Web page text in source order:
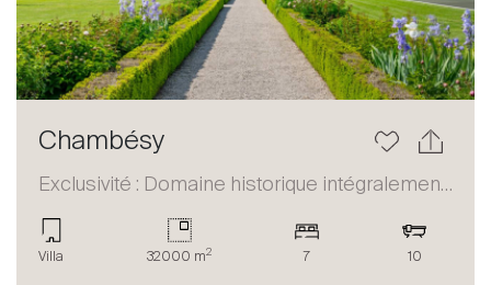
Chambésy
Exclusivité : Domaine historique intégralement restauré
Villa 32000 m2 7 10